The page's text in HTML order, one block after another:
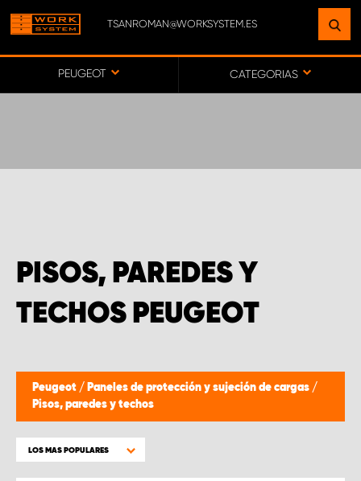
TSANROMAN@WORKSYSTEM.ES
PEUGEOT CATEGORIAS
PISOS, PAREDES Y
TECHOS PEUGEOT
Peugeot / Paneles de protección y sujeción de cargas /
Pisos, paredes y techos
LOS MAS POPULARES
ENCUENTRE UNA INSTALACIÓN
CERCA DE USTED